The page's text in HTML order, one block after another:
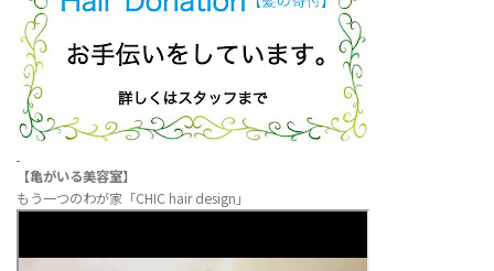
【亀がいる美容室】
もう一つのわが家「CHIC hair design」